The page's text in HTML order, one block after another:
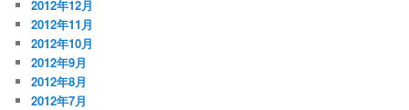
2012年12月
2012年11月
2012年10月
2012年9月
2012年8月
2012年7月